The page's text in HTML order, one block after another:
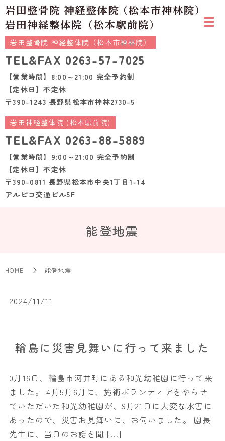
岩田整骨院 神経整体院（松本市神林院）
TEL&FAX 0263-57-7025
【営業時間】8:00～21:00 完全予約制
【定休日】不定休
〒390-1243 長野県松本市神林2730-5
岩田神経整体院 (松本駅前院)
TEL&FAX 0263-88-5889
【営業時間】9:00～21:00 完全予約制
【定休日】不定休
〒390-0811 長野県松本市中央1丁目1-14
アルピコ交通ビル5F
能登地震
HOME 能登地震
2024/11/11
輪島に災害見舞いに行って来ました
0月16日、輪島市河井町にある和光幼稚園に行って来
ました。 4月5月6月に、施術ボランティアをやらせ
ていただいた和光幼稚園が、9月21日に大変な水害に
あったので、災害お見舞いに、お伺いました。 園長
先生に、当日のお話を聞 […]